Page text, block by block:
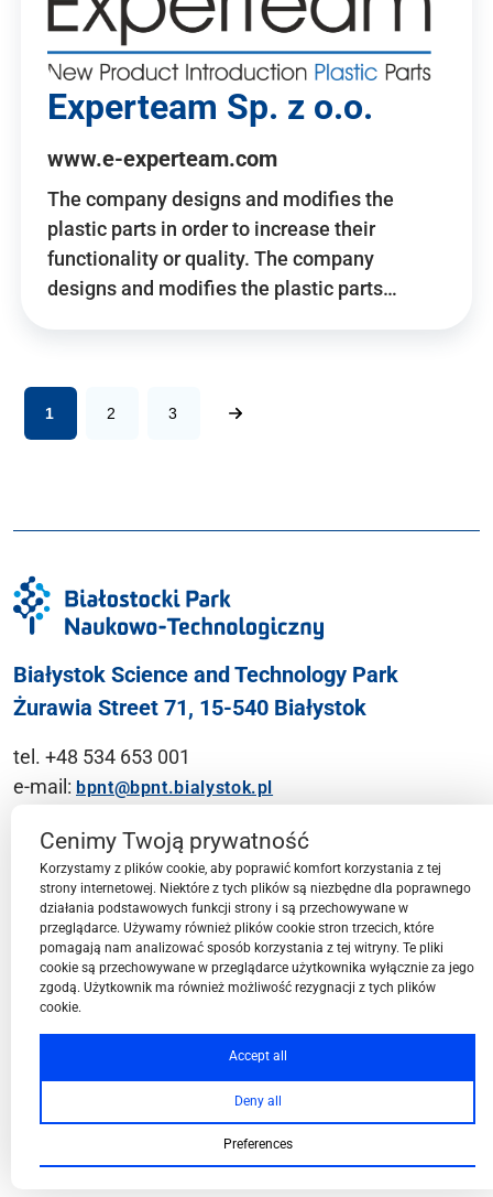
Experteam Sp. z o.o.
www.e-experteam.com
The company designs and modifies the
plastic parts in order to increase their
functionality or quality. The company
designs and modifies the plastic parts…
1 2 3
Białystok Science and Technology Park
Żurawia Street 71, 15-540 Białystok
tel. +48 534 653 001
e-mail: bpnt@bpnt.bialystok.pl
Contact
BPN-T Area
BPN-T Offer
Cenimy Twoją prywatność
Korzystamy z plików cookie, aby poprawić komfort korzystania z tej
strony internetowej. Niektóre z tych plików są niezbędne dla poprawnego
działania podstawowych funkcji strony i są przechowywane w
przeglądarce. Używamy również plików cookie stron trzecich, które
pomagają nam analizować sposób korzystania z tej witryny. Te pliki
cookie są przechowywane w przeglądarce użytkownika wyłącznie za jego
zgodą. Użytkownik ma również możliwość rezygnacji z tych plików
cookie.
Accept all
Deny all
Preferences